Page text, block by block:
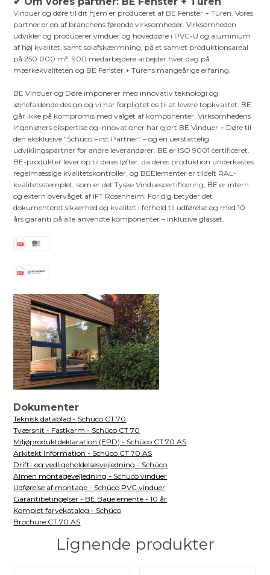
Vinduer og døre til dit hjem er produceret af BE Fënster + Türen. Vores
partner er en af branchens førende virksomheder. Virksomheden
udvikler og producerer vinduer og hoveddøre i PVC-U og aluminium
af høj kvalitet, samt solafskærmning, på et samlet produktionsareal
på 250.000 m². 900 medarbejdere arbejder hver dag på
mærkekvaliteten og BE Fënster + Türens mangeårige erfaring.
BE Vinduer og Døre imponerer med innovativ teknologi og
iøjnefaldende design og vi har forpligtet os til at levere topkvalitet. BE
går ikke på kompromis med valget af komponenter. Virksomhedens
ingeniørers ekspertise og innovationer har gjort BE Vinduer + Døre til
den eksklusive "Schüco First Partner" – og en uerstattelig
udviklingspartner for andre leverandører. BE er ISO 9001 certificeret.
BE-produkter lever op til deres løfter, da deres produktion underkastes
regelmæssige kvalitetskontroller, og BEElementer er tildelt RAL-
kvalitetsstemplet, som er det Tyske Vinduescertificering, BE er intern
og extern overvåget af IFT Rosenheim. For dig betyder det
dokumenteret sikkerhed og kvalitet i forhold til udførelse og med 10
års garanti på alle anvendte komponenter – inklusive glasset.
Dokumenter
Teknisk datablad - Schüco CT 70
Tværsnit - Fastkarm - Schüco CT 70
Miljøproduktdeklaration (EPD) - Schüco CT 70 AS
Arkitekt Information - Schüco CT 70 AS
Drift- og vedligeholdelsesvejledning - Schüco
Almen montagevejledning - Schüco vinduer
Udførelse af montage - Schüco PVC vinduer
Garantibetingelser - BE Bauelemente - 10 år
Komplet farvekatalog - Schüco
Brochure CT 70 AS
Lignende produkter